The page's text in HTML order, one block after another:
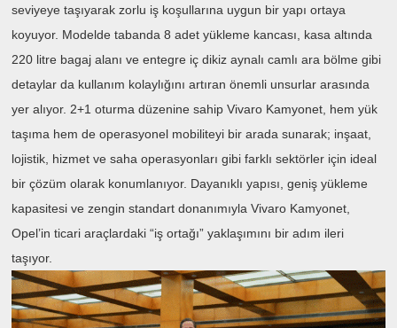
seviyeye taşıyarak zorlu iş koşullarına uygun bir yapı ortaya
koyuyor. Modelde tabanda 8 adet yükleme kancası, kasa altında
220 litre bagaj alanı ve entegre iç dikiz aynalı camlı ara bölme gibi
detaylar da kullanım kolaylığını artıran önemli unsurlar arasında
yer alıyor. 2+1 oturma düzenine sahip Vivaro Kamyonet, hem yük
taşıma hem de operasyonel mobiliteyi bir arada sunarak; inşaat,
lojistik, hizmet ve saha operasyonları gibi farklı sektörler için ideal
bir çözüm olarak konumlanıyor. Dayanıklı yapısı, geniş yükleme
kapasitesi ve zengin standart donanımıyla Vivaro Kamyonet,
Opel’in ticari araçlardaki “iş ortağı” yaklaşımını bir adım ileri
taşıyor.